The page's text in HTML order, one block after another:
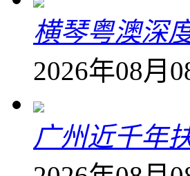
横琴粤澳深
2026年08月
广州近千年